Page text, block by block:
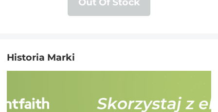
Out Of Stock
Historia Marki